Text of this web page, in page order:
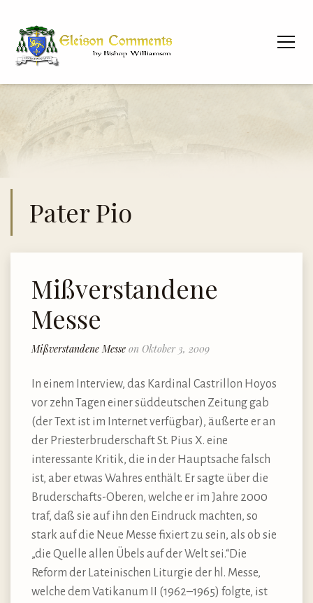
Pater Pio
Mißverstandene
Messe
Mißverstandene Messe on Oktober 3, 2009
In einem Interview, das Kardinal Castrillon Hoyos
vor zehn Tagen einer süddeutschen Zeitung gab
(der Text ist im Internet verfügbar), äußerte er an
der Priesterbruderschaft St. Pius X. eine
interessante Kritik, die in der Hauptsache falsch
ist, aber etwas Wahres enthält. Er sagte über die
Bruderschafts-Oberen, welche er im Jahre 2000
traf, daß sie auf ihn den Eindruck machten, so
stark auf die Neue Messe fixiert zu sein, als ob sie
„die Quelle allen Übels auf der Welt sei.“Die
Reform der Lateinischen Liturgie der hl. Messe,
welche dem Vatikanum II (1962–1965) folgte, ist